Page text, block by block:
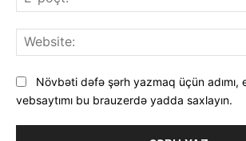
Növbəti dəfə şərh yazmaq üçün adımı,
vebsaytımı bu brauzerdə yadda saxlayın.